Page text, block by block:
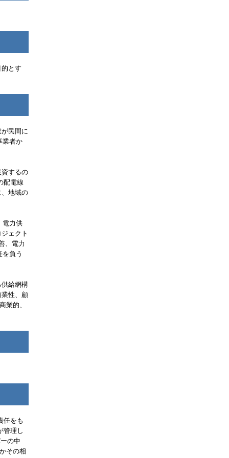
とす
民間に
業者か
するの
配電線
地域の
電力供
ェクト
、電力
負う
給網構
性、顧
業的、
任をも
管理し
の中
その相